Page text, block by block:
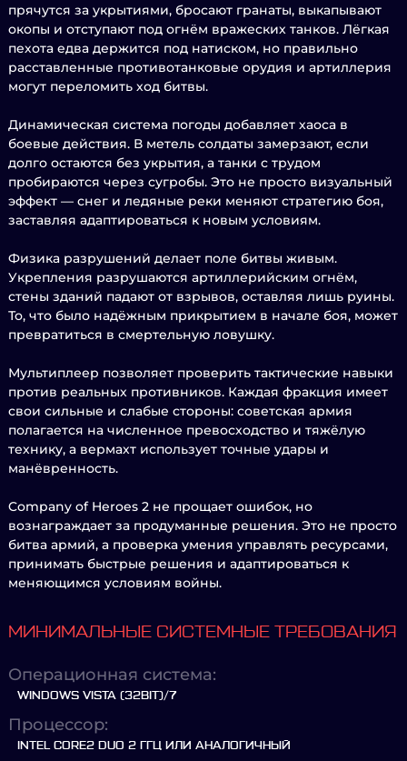
прячутся за укрытиями, бросают гранаты, выкапывают
окопы и отступают под огнём вражеских танков. Лёгкая
пехота едва держится под натиском, но правильно
расставленные противотанковые орудия и артиллерия
могут переломить ход битвы.
Динамическая система погоды добавляет хаоса в
боевые действия. В метель солдаты замерзают, если
долго остаются без укрытия, а танки с трудом
пробираются через сугробы. Это не просто визуальный
эффект — снег и ледяные реки меняют стратегию боя,
заставляя адаптироваться к новым условиям.
Физика разрушений делает поле битвы живым.
Укрепления разрушаются артиллерийским огнём,
стены зданий падают от взрывов, оставляя лишь руины.
То, что было надёжным прикрытием в начале боя, может
превратиться в смертельную ловушку.
Мультиплеер позволяет проверить тактические навыки
против реальных противников. Каждая фракция имеет
свои сильные и слабые стороны: советская армия
полагается на численное превосходство и тяжёлую
технику, а вермахт использует точные удары и
манёвренность.
Company of Heroes 2 не прощает ошибок, но
вознаграждает за продуманные решения. Это не просто
битва армий, а проверка умения управлять ресурсами,
принимать быстрые решения и адаптироваться к
меняющимся условиям войны.
МИНИМАЛЬНЫЕ СИСТЕМНЫЕ ТРЕБОВАНИЯ
Операционная система:
WINDOWS VISTA (32BIT)/7
Процессор:
INTEL CORE2 DUO 2 ГГЦ ИЛИ АНАЛОГИЧНЫЙ